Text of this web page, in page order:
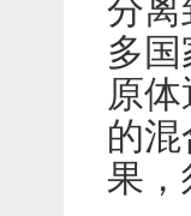
分离
多
原
的
果，